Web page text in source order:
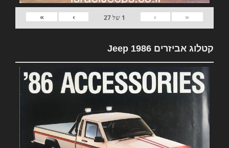
«
‹
1 של27
›
»
קטלוג אביזרים Jeep 1986